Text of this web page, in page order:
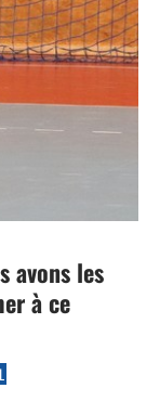
avons les
à ce